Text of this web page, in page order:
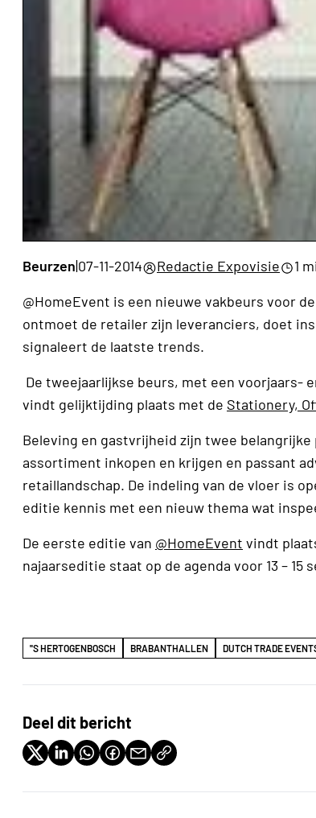
Beurzen|07-11-2014 Redactie Expovisie
1
@HomeEvent is een nieuwe vakbeurs voor
ontmoet de retailer zijn leveranciers, doet
signaleert de laatste trends.
De tweejaarlijkse beurs, met een voorjaars-
vindt gelijktijding plaats met de Stationery,
Beleving en gastvrijheid zijn twee
assortiment inkopen en krijgen en passant
retaillandschap. De indeling van de vloer is
editie kennis met een nieuw thema wat
De eerste editie van @HomeEvent vindt
najaarseditie staat op de agenda voor 13 –
''S HERTOGENBOSCH BRABANTHALLEN DUTCH TRADE
Deel dit bericht